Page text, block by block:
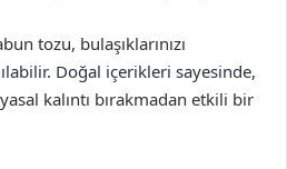
tozu, bulaşıklarınızı
Doğal içerikleri sayesinde,
kalıntı bırakmadan etkili bir